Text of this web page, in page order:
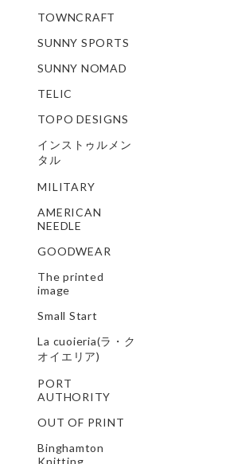
TOWNCRAFT
SUNNY SPORTS
SUNNY NOMAD
TELIC
TOPO DESIGNS
インストゥルメン
タル
MILITARY
AMERICAN
NEEDLE
GOODWEAR
The printed
image
Small Start
La cuoieria(ラ・ク
オイエリア)
PORT
AUTHORITY
OUT OF PRINT
Binghamton
Knitting